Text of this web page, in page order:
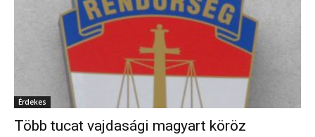
Érdekes
Több tucat vajdasági magyart köröz